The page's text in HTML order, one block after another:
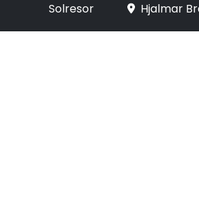
Solresor Hjalmar